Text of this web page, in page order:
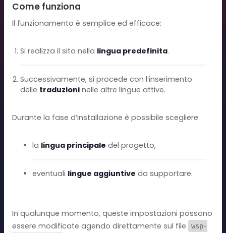
Come funziona
Il funzionamento è semplice ed efficace:
Si realizza il sito nella lingua predefinita.
Successivamente, si procede con l’inserimento
delle traduzioni nelle altre lingue attive.
Durante la fase d’installazione è possibile scegliere:
la lingua principale del progetto,
eventuali lingue aggiuntive da supportare.
In qualunque momento, queste impostazioni possono
essere modificate agendo direttamente sul file
wsp-